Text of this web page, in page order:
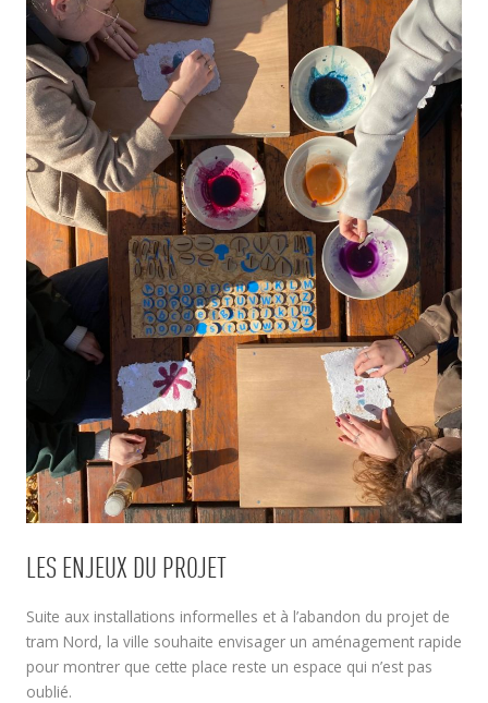
LES ENJEUX DU PROJET
Suite aux installations informelles et à l’abandon du projet de
tram Nord, la ville souhaite envisager un aménagement rapide
pour montrer que cette place reste un espace qui n’est pas
oublié.